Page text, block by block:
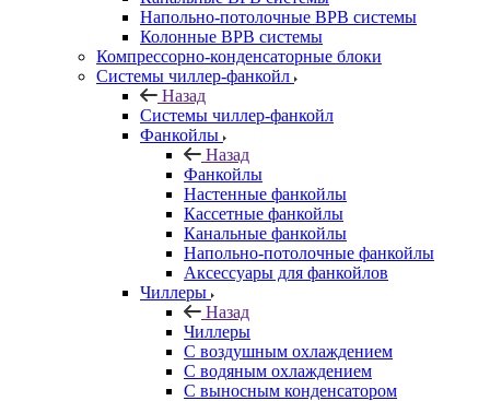
Напольно-потолочные ВРВ системы
Колонные ВРВ системы
Компрессорно-конденсаторные блоки
Системы чиллер-фанкойл
Назад
Системы чиллер-фанкойл
Фанкойлы
Назад
Фанкойлы
Настенные фанкойлы
Кассетные фанкойлы
Канальные фанкойлы
Напольно-потолочные фанкойлы
Аксессуары для фанкойлов
Чиллеры
Назад
Чиллеры
С воздушным охлаждением
С водяным охлаждением
С выносным конденсатором